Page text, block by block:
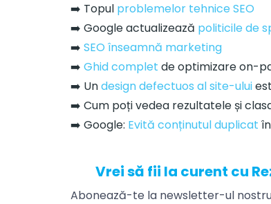
➡️ Topul problemelor tehnice SEO
➡️ Google actualizează politicile de
➡️ SEO înseamnă marketing
➡️ Ghid complet de optimizare on-
➡️ Undesign defectuos al site-ului
➡️ Cum poți vedea rezultatele și
➡️ Google: Evită conținutul duplicat
Vrei să fii la curent cu
Abonează-te la newsletter-ul